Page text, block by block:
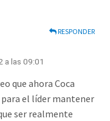
RESPONDER
a las 09:01
que ahora Coca
el líder mantener
ser realmente